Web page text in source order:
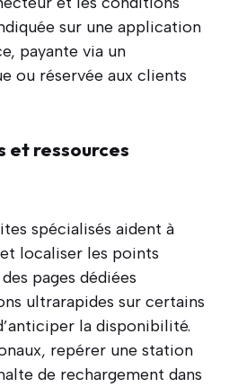
sur une application
payante via un
ou réservée aux clients
et ressources
spécialisés aident à
localiser les points
pages dédiées
ultrarapides sur certains
la disponibilité.
repérer une station
de rechargement dans